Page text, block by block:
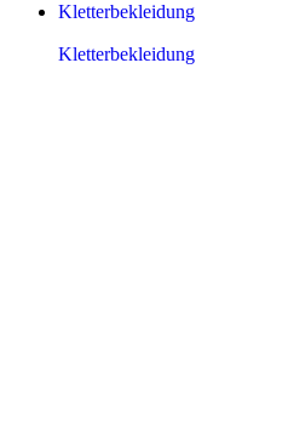
Kletterbekleidung
Kletterbekleidung